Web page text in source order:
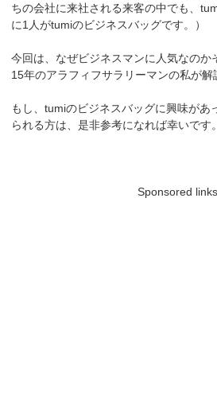
ちの会社に来社される来客の中でも、
に1人がtumiのビジネスバッグです。）
今回は、なぜビジネスマンに人気なのか
15年のアラフィフサラリーマンの私が解
もし、tumiのビジネスバッグに興味があ
られる方は、是非参考になれば幸いです。
Sponsored links